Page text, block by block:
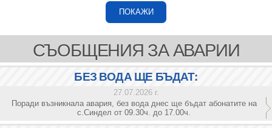
СЪОБЩЕНИЯ ЗА АВАРИИ
БЕЗ ВОДА ЩЕ БЪДАТ:
27.07.2026 г.
Поради възникнала авария, без вода днес ще бъдат абонатите на
с.Синдел от 09.30ч. до 17.00ч.